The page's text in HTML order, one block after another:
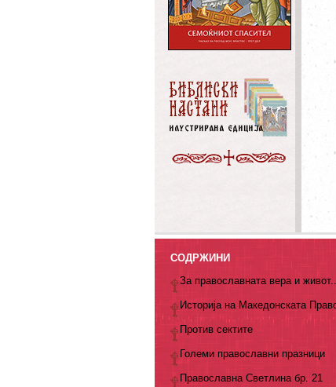
СОДРЖИНИ
За православната вера и
Историја на Македонската
Против сектите
Големи православни празници
Православна Светлина бр. 21